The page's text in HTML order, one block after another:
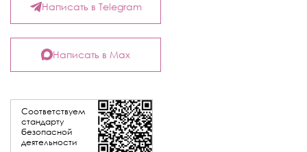
Соответствуем
стандарту
безопасной
деятельности
Написать в Telegram
Написать в Max